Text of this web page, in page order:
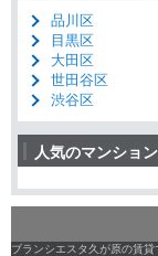
品川区
目黒区
大田区
世田谷区
渋谷区
人気のマンション
ブランシエスタ久が原の賃